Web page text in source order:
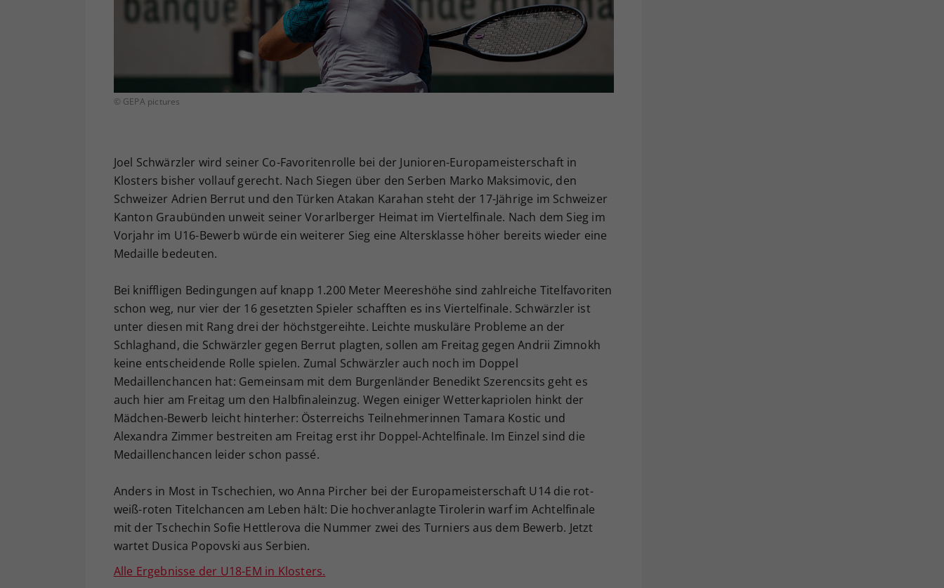
© GEPA pictures
Joel Schwärzler wird seiner Co-Favoritenrolle bei der Junioren-Europameisterschaft in
Klosters bisher vollauf gerecht. Nach Siegen über den Serben Marko Maksimovic, den
Schweizer Adrien Berrut und den Türken Atakan Karahan steht der 17-Jährige im Schweizer
Kanton Graubünden unweit seiner Vorarlberger Heimat im Viertelfinale. Nach dem Sieg im
Vorjahr im U16-Bewerb würde ein weiterer Sieg eine Altersklasse höher bereits wieder eine
Medaille bedeuten.
Bei kniffligen Bedingungen auf knapp 1.200 Meter Meereshöhe sind zahlreiche Titelfavoriten
schon weg, nur vier der 16 gesetzten Spieler schafften es ins Viertelfinale. Schwärzler ist
unter diesen mit Rang drei der höchstgereihte. Leichte muskuläre Probleme an der
Schlaghand, die Schwärzler gegen Berrut plagten, sollen am Freitag gegen Andrii Zimnokh
keine entscheidende Rolle spielen. Zumal Schwärzler auch noch im Doppel
Medaillenchancen hat: Gemeinsam mit dem Burgenländer Benedikt Szerencsits geht es
auch hier am Freitag um den Halbfinaleinzug. Wegen einiger Wetterkapriolen hinkt der
Mädchen-Bewerb leicht hinterher: Österreichs Teilnehmerinnen Tamara Kostic und
Alexandra Zimmer bestreiten am Freitag erst ihr Doppel-Achtelfinale. Im Einzel sind die
Medaillenchancen leider schon passé.
Anders in Most in Tschechien, wo Anna Pircher bei der Europameisterschaft U14 die rot-
weiß-roten Titelchancen am Leben hält: Die hochveranlagte Tirolerin warf im Achtelfinale
mit der Tschechin Sofie Hettlerova die Nummer zwei des Turniers aus dem Bewerb. Jetzt
wartet Dusica Popovski aus Serbien.
Alle Ergebnisse der U18-EM in Klosters.
Ihrer vorgenommen Einstellungen, falls der
Webseiten-Betreiber dies eingestellt hat.